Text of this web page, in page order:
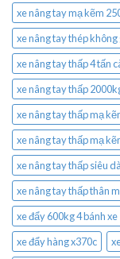
xe nâng tay mạ kẽm
xe nâng tay thép
xe nâng tay thấp 4 tấn
xe nâng tay thấp
xe nâng tay thấp mạ
xe nâng tay thấp mạ
xe nâng tay thấp siêu
xe nâng tay thấp thân
xe đẩy 600kg 4 bánh xe
xe đẩy hàng x370c